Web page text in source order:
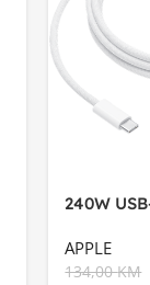
240W
APPLE
134,00KM